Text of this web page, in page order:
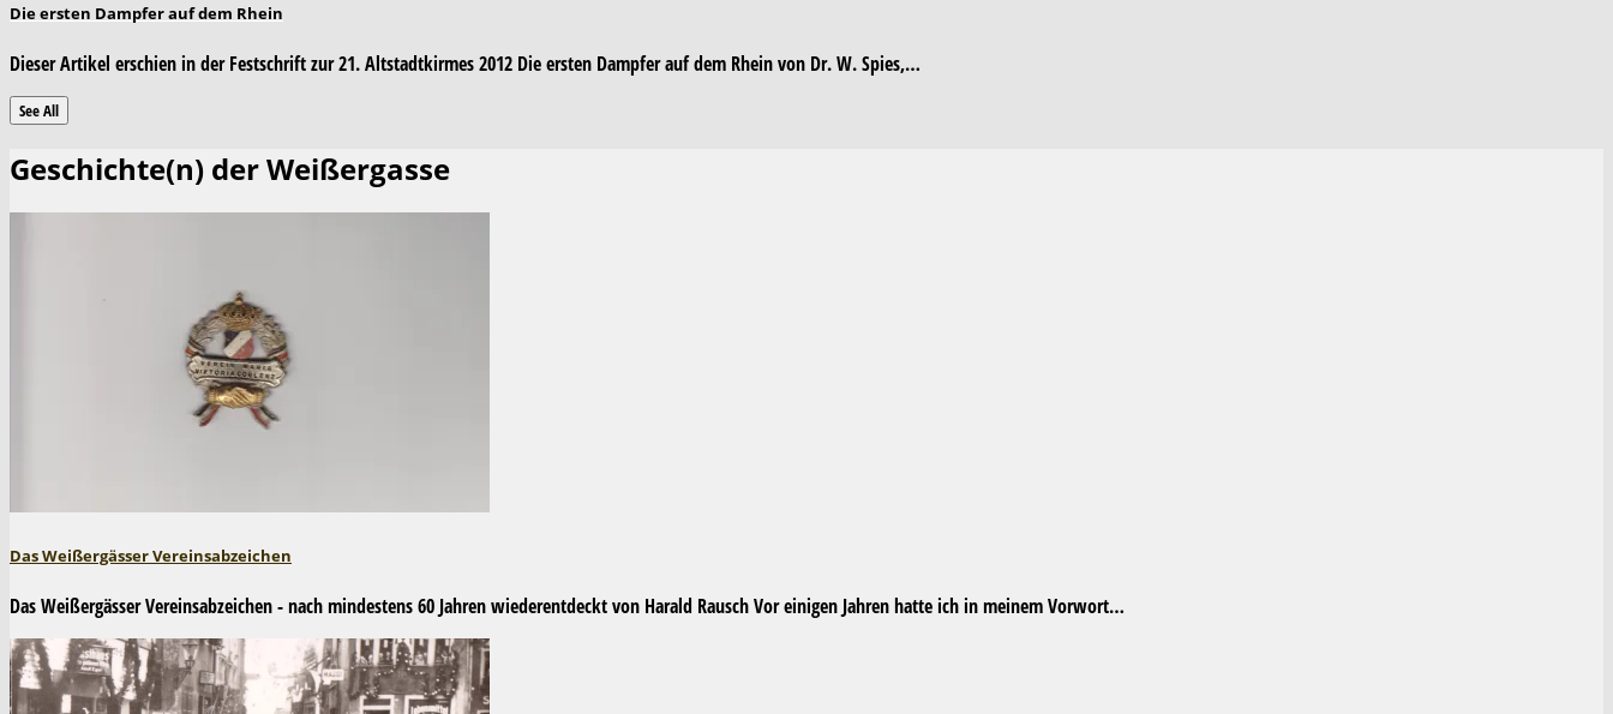
Die ersten Dampfer auf dem Rhein
Dieser Artikel erschien in der Festschrift zur 21. Altstadtkirmes 2012 Die ersten Dampfer auf dem Rhein von Dr. W. Spies,…
See All
Geschichte(n) der Weißergasse
Das Weißergässer Vereinsabzeichen
Das Weißergässer Vereinsabzeichen - nach mindestens 60 Jahren wiederentdeckt von Harald Rausch Vor einigen Jahren hatte ich in meinem Vorwort…